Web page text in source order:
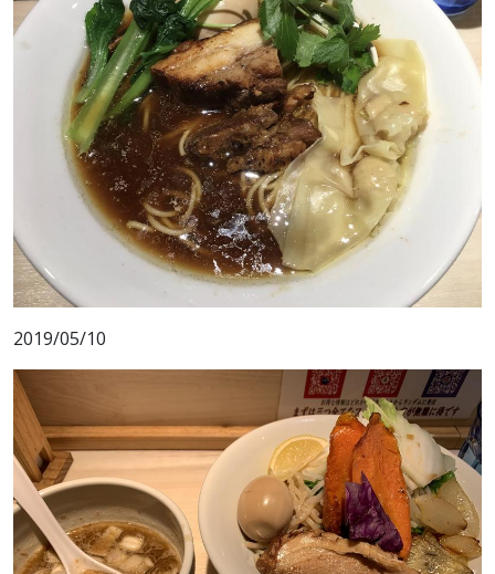
2019/05/10